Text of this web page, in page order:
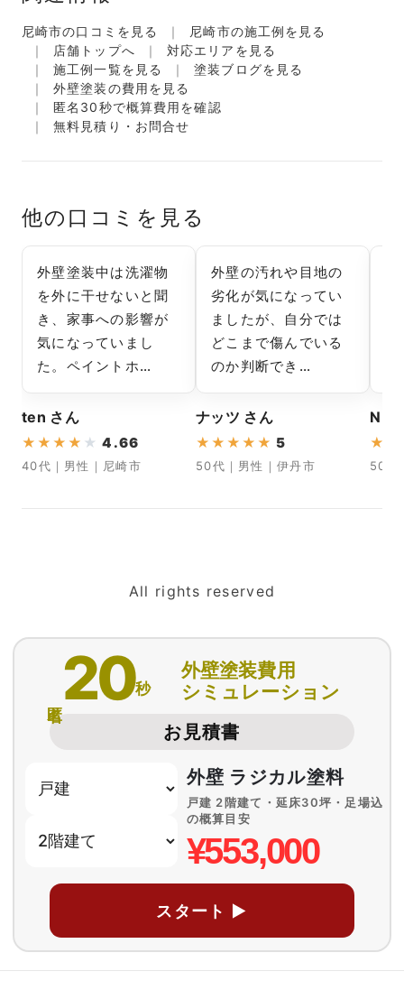
尼崎市の口コミを見る
尼崎市の施工例を見る
店舗トップへ
対応エリアを見る
施工例一覧を見る
塗装ブログを見る
外壁塗装の費用を見る
匿名30秒で概算費用を確認
無料見積り・お問合せ
他の口コミを見る
外壁塗装中は洗濯物
を外に干せないと聞
き、家事への影響が
気になっていまし
た。ペイントホ…
ten さん
★ ★ ★ ★ ★ 4.66
40代｜男性｜尼崎市
外壁の汚れや目地の
劣化が気になってい
ましたが、自分では
どこまで傷んでいる
のか判断でき…
ナッツ さん
★ ★ ★ ★ ★ 5
50代｜男性｜伊丹市
N さ
★
50代
All rights reserved
20秒
外壁塗装費用
シミュレーション
お見積書
外壁 ラジカル塗料
戸建 2階建て・延床30坪・足場込
の概算目安
¥553,000
スタート ▶